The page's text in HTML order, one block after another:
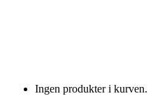
Ingen produkter i kurven.